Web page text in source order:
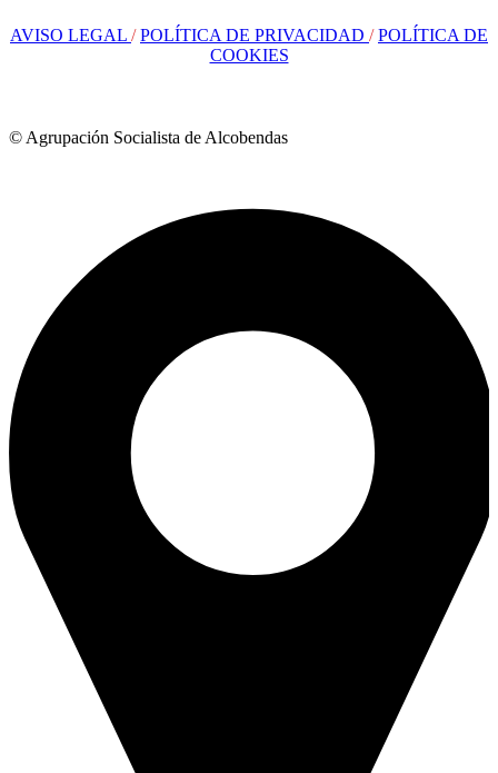
AVISO LEGAL /POLÍTICA DE PRIVACIDAD /POLÍTICA DE
COOKIES
© Agrupación Socialista de Alcobendas